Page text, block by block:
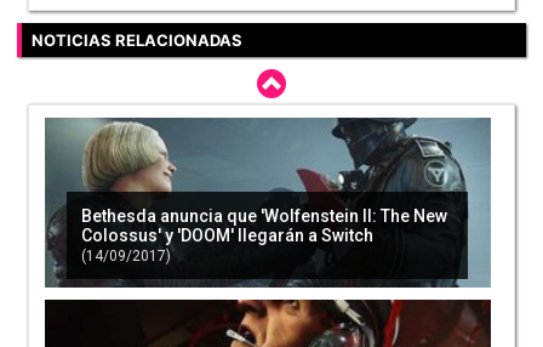
NOTICIAS RELACIONADAS
Bethesda anuncia que 'Wolfenstein II: The New
Colossus' y 'DOOM' llegarán a Switch
(14/09/2017)